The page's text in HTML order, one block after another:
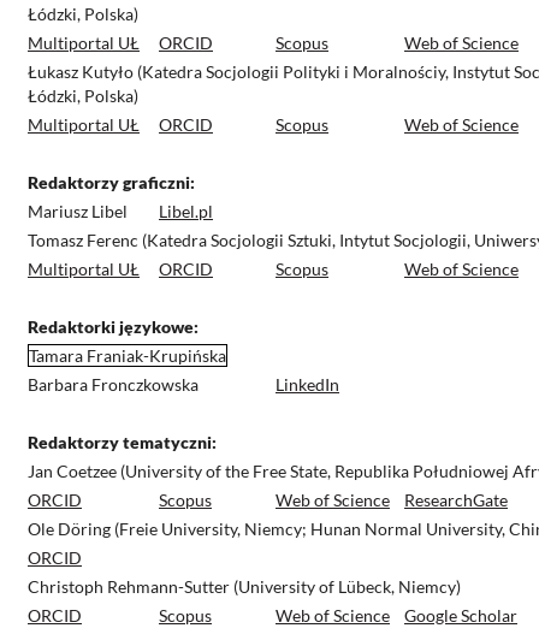
Łódzki, Polska)
Multiportal UŁ
ORCID Scopus
Web of Science
Łukasz Kutyło (Katedra Socjologii Polityki i Moralnościy, Instytut
Łódzki, Polska)
Multiportal UŁ
ORCID Scopus Web of Science
Redaktorzy graficzni:
Mariusz Libel
Libel.pl
Tomasz Ferenc (Katedra Socjologii Sztuki, Intytut Socjologii,
Multiportal UŁ
ORCID Scopus Web of Science
Redaktorki językowe:
Tamara Franiak-Krupińska
Barbara Fronczkowska
LinkedIn
Redaktorzy tematyczni:
Jan Coetzee (University of the Free State, Republika Południowej
ORCID
Scopus Web of Science
ResearchGate
Ole Döring (Freie University, Niemcy; Hunan Normal University,
ORCID
Christoph Rehmann-Sutter (University of Lübeck, Niemcy)
ORCID
Scopus Web of Science Google Scholar